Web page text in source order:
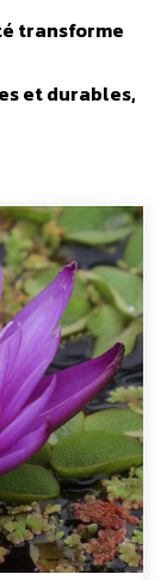
transforme
et durables,